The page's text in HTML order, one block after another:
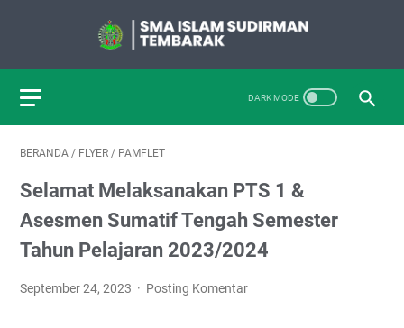
BERANDA / FLYER / PAMFLET
Selamat Melaksanakan PTS 1 &
Asesmen Sumatif Tengah Semester
Tahun Pelajaran 2023/2024
September 24, 2023 Posting Komentar